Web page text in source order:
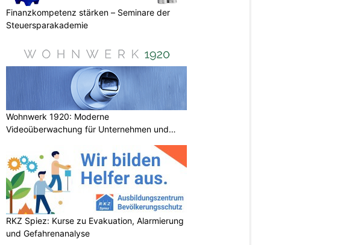
Finanzkompetenz stärken – Seminare der
Steuersparakademie
Wohnwerk 1920: Moderne
Videoüberwachung für Unternehmen und
RKZ Spiez: Kurse zu Evakuation, Alarmierung
und Gefahrenanalyse